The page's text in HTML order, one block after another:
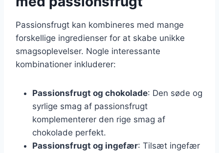
Passionsfrugt kan kombineres med mange
forskellige ingredienser for at skabe unikke
smagsoplevelser. Nogle interessante
kombinationer inkluderer:
Passionsfrugt og chokolade: Den søde og
syrlige smag af passionsfrugt
komplementerer den rige smag af
chokolade perfekt.
Passionsfrugt og ingefær: Tilsæt ingefær